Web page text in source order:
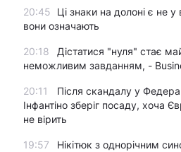
20:45
Ці знаки на долоні є не у
вони означають
20:18
Дістатися "нуля" стає
неможливим завданням, -
20:11
Після скандалу у
Інфантіно зберіг посаду, хоча
не вірить
19:57
Нікітюк з однорічним